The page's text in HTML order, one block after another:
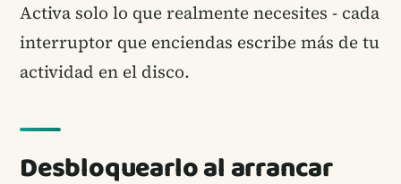
Activa solo lo que realmente necesites - cada
interruptor que enciendas escribe más de tu
actividad en el disco.
Desbloquearlo al arrancar